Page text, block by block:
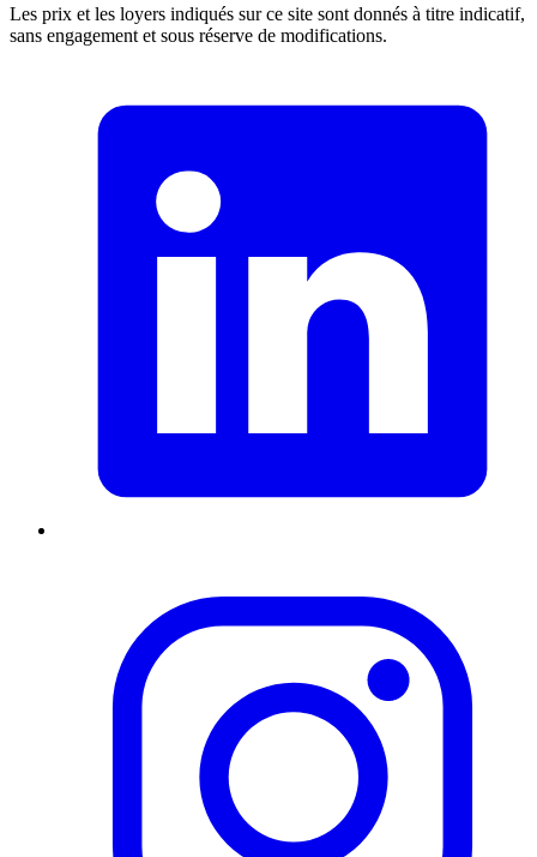
Les prix et les loyers indiqués sur ce site sont donnés à titre indicatif,
sans engagement et sous réserve de modifications.